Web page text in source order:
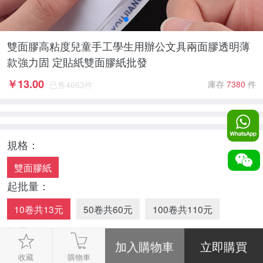
雙面膠高粘度兒童手工學生用辦公文具兩面膠透明薄
款強力固 定貼紙雙面膠紙批發
￥13.00 已售 4663件 庫存 7380 件
規格：
雙面膠紙
起批量：
10卷共13元 50卷共60元 100卷共110元
數量：
-
+
收藏 購物車